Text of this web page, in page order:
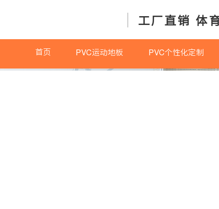
工厂直销 体
首页 PVC运动地板 PVC个性化定制